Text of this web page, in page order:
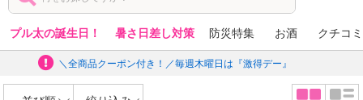
プル太の誕生日！ 暑さ日差し対策 防災特集 お酒 クチコ
＼全商品クーポン付き！／毎週木曜日は『激得デー』